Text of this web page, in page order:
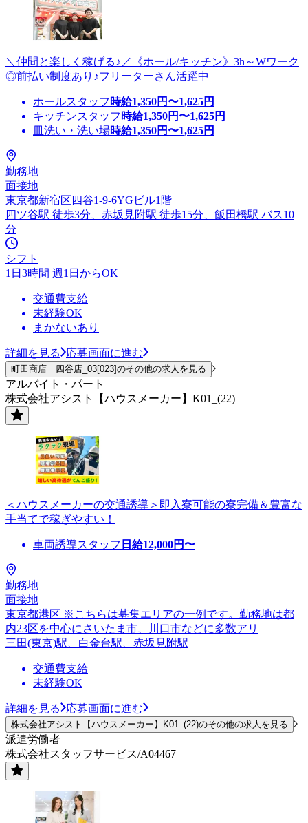
＼仲間と楽しく稼げる♪／《ホール/キッチン》3h～Wワーク
◎前払い制度あり♪フリーターさん活躍中
ホールスタッフ 時給1,350円〜1,625円
キッチンスタッフ 時給1,350円〜1,625円
皿洗い・洗い場時給1,350円〜1,625円
勤務地
面接地
東京都新宿区四谷1-9-6YGビル1階
四ツ谷駅 徒歩3分、赤坂見附駅 徒歩15分、飯田橋駅 バス10
分
シフト
1日3時間 週1日からOK
交通費支給
未経験OK
まかないあり
詳細を見る 応募画面に進む
町田商店 四谷店_03[023]のその他の求人を見る
アルバイト・パート
株式会社アシスト【ハウスメーカー】K01_(22)
＜ハウスメーカーの交通誘導＞即入寮可能の寮完備＆豊富な
手当てで稼ぎやすい！
車両誘導スタッフ 日給12,000円〜
勤務地
面接地
東京都港区 ※こちらは募集エリアの一例です。勤務地は都
内23区を中心にさいたま市、川口市などに多数アリ
三田(東京)駅、白金台駅、赤坂見附駅
交通費支給
未経験OK
詳細を見る 応募画面に進む
株式会社アシスト【ハウスメーカー】K01_(22)のその他の求人を見る
派遣労働者
株式会社スタッフサービス/A04467